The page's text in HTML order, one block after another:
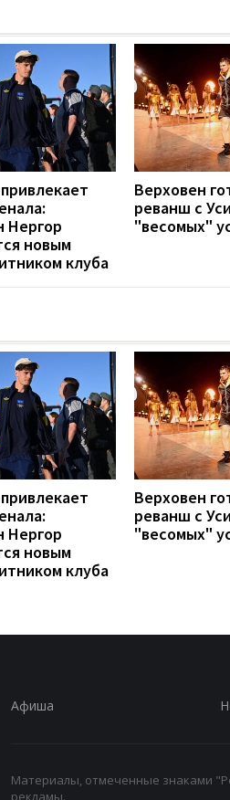
Нергор
новым
клуба
Верховен
реванш с
"весомых"
Нергор
новым
клуба
Верховен
реванш с
"весомых"
Афиша
Материалы, отмеченные знаками
рекламы.